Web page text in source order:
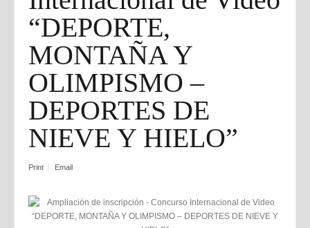
“DEPORTE,
MONTAÑA Y
OLIMPISMO –
DEPORTES DE
NIEVE Y HIELO”
Print Email